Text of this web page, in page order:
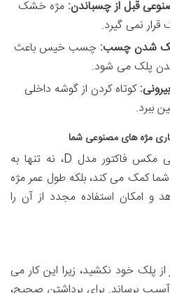
قبل از چسباندن: مژه خشک
نمی گیرد.
خشک شدن چسب: چسب خیس باعث
پلک می شود.
کوتاه کردن از گوشه داخلی
ببرد.
مژه های مصنوعی شما
مراقبت صحیح از مژه مصنوعی مکس فاکتور مدل D، نه تنها به
کمک می کند، بلکه طول عمر مژه
و امکان استفاده مجدد از آن را
پلک خود نکشید، زیرا این کار می